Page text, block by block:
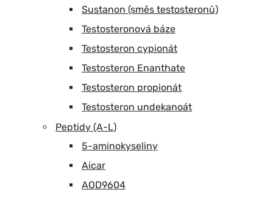
Sustanon (směs testosteronů)
Testosteronová báze
Testosteron cypionát
Testosteron Enanthate
Testosteron propionát
Testosteron undekanoát
Peptidy (A-L)
5-aminokyseliny
Aicar
AOD9604